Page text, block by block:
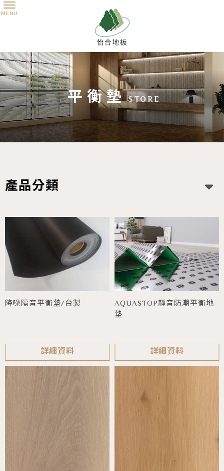
平衡墊
產品分類
降噪隔音平衡墊/台製
詳細資料
AQUASTOP靜音防潮平衡地
墊
詳細資料